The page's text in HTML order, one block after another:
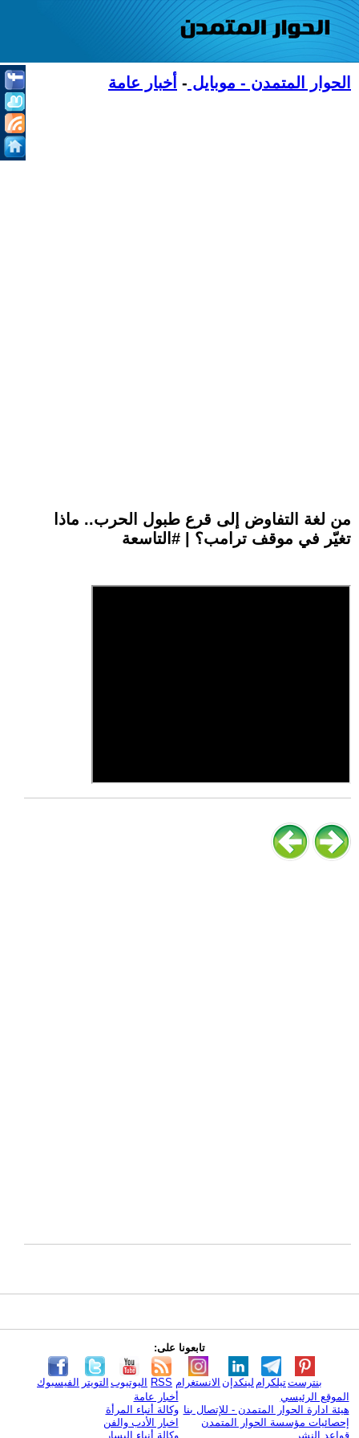
الحوار المتمدن - موبايل - أخبار عامة
من لغة التفاوض إلى قرع طبول الحرب.. ماذا
تغيّر في موقف ترامب؟ | #التاسعة
تابعونا على:
الفيسبوك التويتر اليوتيوب RSS الانستغرام لينكدإن تيلكرامبنترست
الموقع الرئيسي
هيئة ادارة الحوار المتمدن - للإتصال بنا
إحصائيات مؤسسة الحوار المتمدن
قواعد النشر
أخبار عامة
وكالة أنباء المرأة
اخبار الأدب والفن
وكالة أنباء اليسار